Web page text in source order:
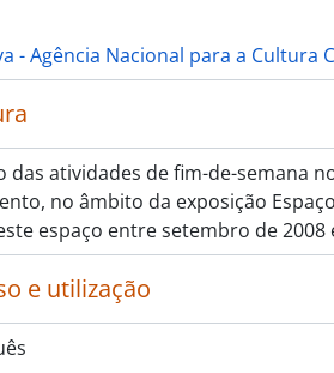
2023-05-16
à Quarta - Como observar o
- Verão 2023, 2023
Viva no Laboratório, 2023
- 2023, 2023
- todas as horas contam, 2023-
- todas as horas contam, 2023-
às Quartas - Espaço para as
ciência", 2023-03-08
ciência", 2023-03-08
do Cérebro - O cérebro Digital,
- Agência Nacional para a Cultura
das atividades de fim-de-semana
no âmbito da exposição
espaço entre setembro de 2008
e utilização